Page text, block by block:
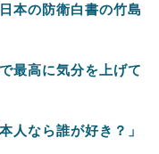
本の防衛白書の竹島
最高に気分を上げて
人なら誰が好き？」